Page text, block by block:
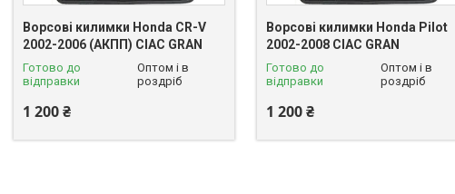
Ворсові килимки Honda CR-V
2002-2006 (АКПП) CIAC GRAN
Готово до
відправки
Оптом і в
роздріб
1 200 ₴
Ворсові килимки Honda Pilot
2002-2008 CIAC GRAN
Готово до
відправки
Оптом і в
роздріб
1 200 ₴